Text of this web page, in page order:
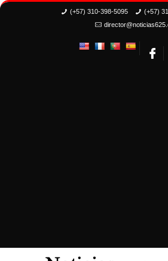
(+57) 310-398-5095
(+57)